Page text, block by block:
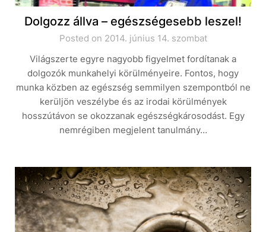
Dolgozz állva – egészségesebb leszel!
Posted on 2014. június 14. szombat
Világszerte egyre nagyobb figyelmet fordítanak a
dolgozók munkahelyi körülményeire. Fontos, hogy
munka közben az egészség semmilyen szempontból ne
kerüljön veszélybe és az irodai körülmények
hosszútávon se okozzanak egészségkárosodást. Egy
nemrégiben megjelent tanulmány…